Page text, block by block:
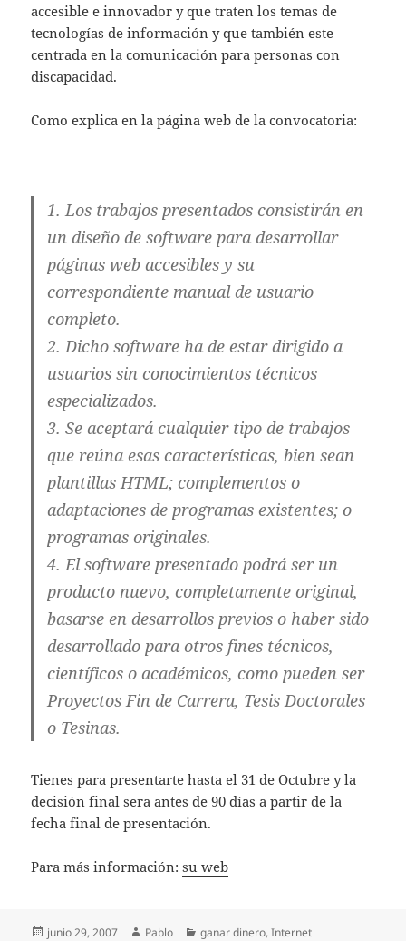
accesible e innovador y que traten los temas de
tecnologías de información y que también este
centrada en la comunicación para personas con
discapacidad.
Como explica en la página web de la convocatoria:
1. Los trabajos presentados consistirán en
un diseño de software para desarrollar
páginas web accesibles y su
correspondiente manual de usuario
completo.
2. Dicho software ha de estar dirigido a
usuarios sin conocimientos técnicos
especializados.
3. Se aceptará cualquier tipo de trabajos
que reúna esas características, bien sean
plantillas HTML; complementos o
adaptaciones de programas existentes; o
programas originales.
4. El software presentado podrá ser un
producto nuevo, completamente original,
basarse en desarrollos previos o haber sido
desarrollado para otros fines técnicos,
científicos o académicos, como pueden ser
Proyectos Fin de Carrera, Tesis Doctorales
o Tesinas.
Tienes para presentarte hasta el 31 de Octubre y la
decisión final sera antes de 90 días a partir de la
fecha final de presentación.
Para más información:su web
Publicado
junio 29, 2007 Autor
Pablo Categorías
ganar dinero,Internet